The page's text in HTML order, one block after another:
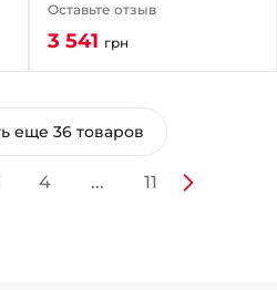
Оставьте отзыв
3 541 грн
еще 36 товаров
4 ... 11